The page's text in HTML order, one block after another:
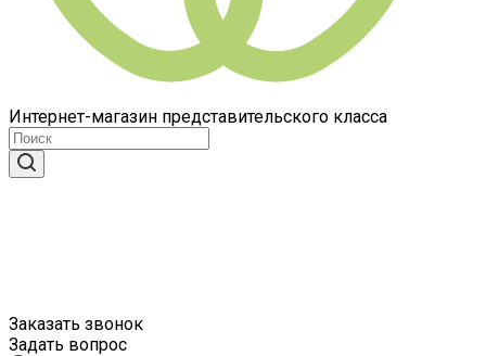
Интернет-магазин представительского класса
Заказать звонок
Задать вопрос